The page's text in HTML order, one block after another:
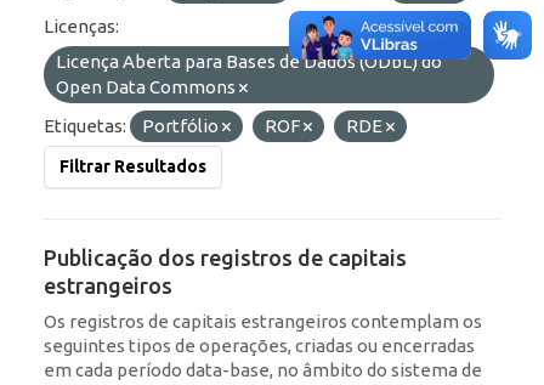
Licenças:
Licença Aberta para Bases de Dados (ODbL) do
Open Data Commons
Etiquetas:
Portfólio ROF RDE
Filtrar Resultados
Publicação dos registros de capitais
estrangeiros
Os registros de capitais estrangeiros contemplam os
seguintes tipos de operações, criadas ou encerradas
em cada período data-base, no âmbito do sistema de